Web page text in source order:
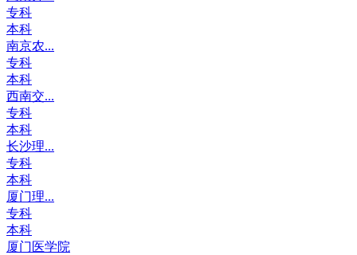
专科
本科
南京农...
专科
本科
西南交...
专科
本科
长沙理...
专科
本科
厦门理...
专科
本科
厦门医学院